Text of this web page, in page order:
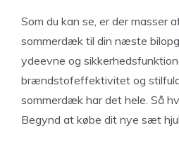
Som du kan se, er der masser
sommerdæk til din næste
ydeevne og
brændstofeffektivitet og
sommerdæk har det hele. Så
Begynd at købe dit nye sæt